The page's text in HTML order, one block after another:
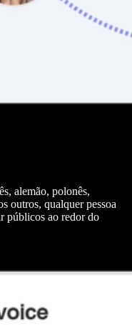
alemão, polonês,
outros, qualquer pessoa
públicos ao redor do